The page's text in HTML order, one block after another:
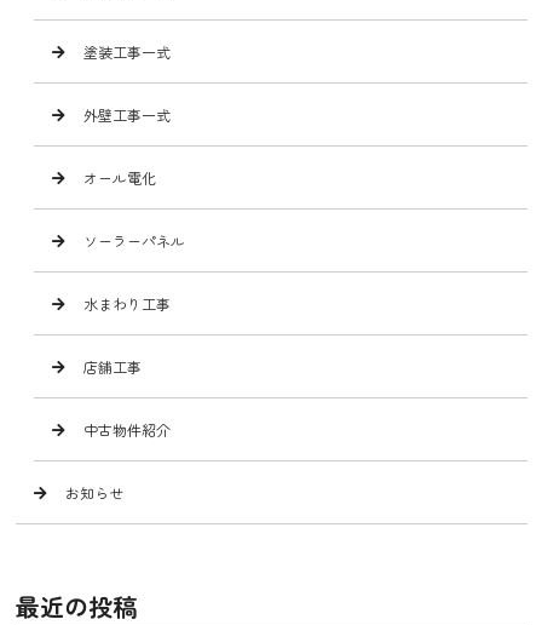
塗装工事一式
外壁工事一式
オール電化
ソーラーパネル
水まわり工事
店舗工事
中古物件紹介
お知らせ
最近の投稿